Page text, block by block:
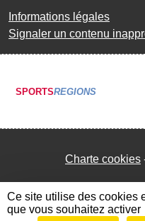
Informations légales
Signaler un contenu
SPORTSREGIONS
Charte cookies
Ce site utilise des cookies
que vous souhaitez activer